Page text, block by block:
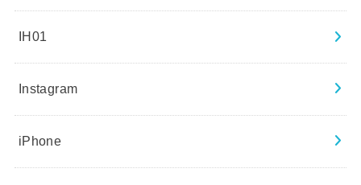
IH01
Instagram
iPhone